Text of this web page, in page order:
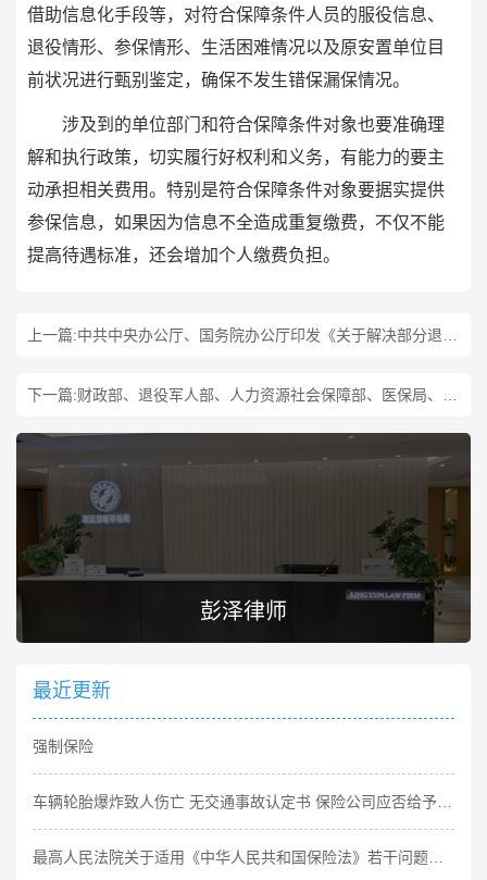
借助信息化手段等，对符合保障条件人员的服役信息、
退役情形、参保情形、生活困难情况以及原安置单位目
前状况进行甄别鉴定，确保不发生错保漏保情况。
涉及到的单位部门和符合保障条件对象也要准确理
解和执行政策，切实履行好权利和义务，有能力的要主
动承担相关费用。特别是符合保障条件对象要据实提供
参保信息，如果因为信息不全造成重复缴费，不仅不能
提高待遇标准，还会增加个人缴费负担。
上一篇:中共中央办公厅、国务院办公厅印发《关于解决部分退役士兵社会保险问题的意见》
下一篇:财政部、退役军人部、人力资源社会保障部、医保局、民政部、税务总局关于解决部分退役士兵社会保险问题中央财政补助资金有关事项的通知
彭泽律师
最近更新
强制保险